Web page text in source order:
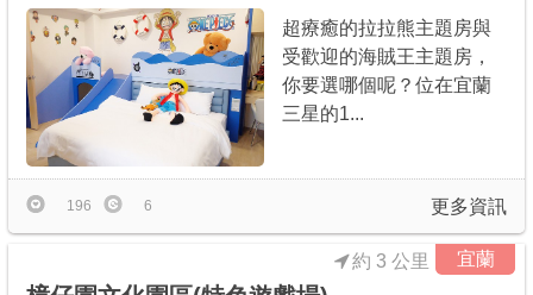
超療癒的拉拉熊主題房與
受歡迎的海賊王主題房，
你要選哪個呢？位在宜蘭
三星的1...
更多資訊
196 6
宜蘭
約 3 公里